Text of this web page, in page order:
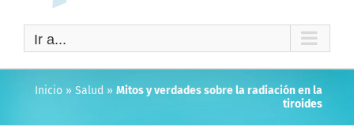
Ir a...
Inicio » Salud » Mitos y verdades sobre la radiación en la
tiroides